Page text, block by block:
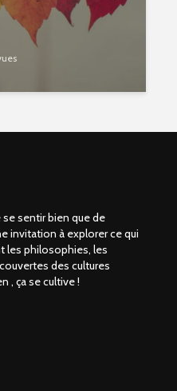
sentir bien que de
invitation à explorer ce qui
les philosophies, les
des cultures
, ça se cultive !